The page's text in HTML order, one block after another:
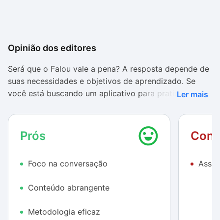
Opinião dos editores
Será que o Falou vale a pena? A resposta depende de
suas necessidades e objetivos de aprendizado. Se
você está buscando um aplicativo para praticar a
opção. No entanto, se você é um iniciante absoluto ou
se busca um aplicativo com mais opções de
personalização, existem outras opções disponíveis no
alguns dias antes de decidir se ele é o certo para
que permite que você experimente o aplicativo e veja
Ler mais
Prós
Foco na conversação
Conteúdo abrangente
Metodologia eficaz